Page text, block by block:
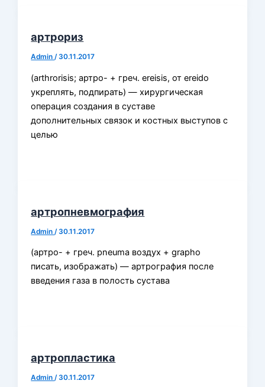
артрориз
Admin/30.11.2017
(arthrorisis; артро- + греч. ereisis, от ereido
укреплять, подпирать) — хирургическая
операция создания в суставе
дополнительных связок и костных выступов с
целью
артропневмография
Admin /30.11.2017
(артро- + греч. pneuma воздух + grapho
писать, изображать) — артрография после
введения газа в полость сустава
артропластика
Admin /30.11.2017